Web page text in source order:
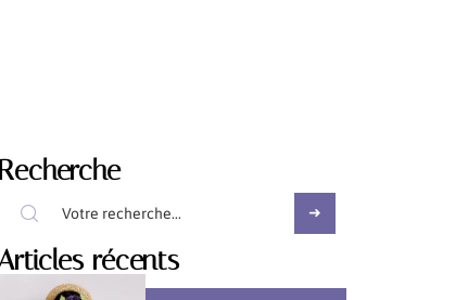
récents